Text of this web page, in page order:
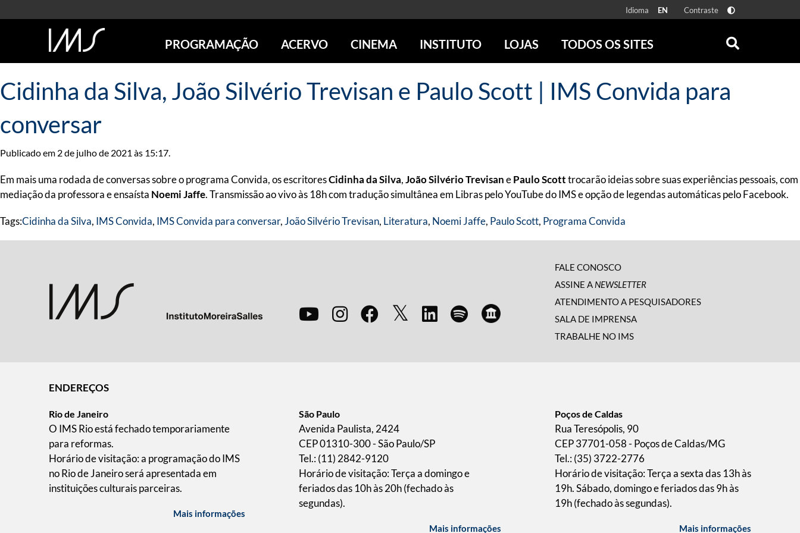
Idioma EN Contraste
PROGRAMAÇÃO
SÃO PAULO
FUTURAS
TOURS VIRTUAIS
ACERVO
SOBRE O ACERVO
PROGRAMA CONVIDA
CINEMA
SÃO PAULO
COLEÇÃO DVD IMS
INSTITUTO
IMS PAULISTA
AÇÃO SOCIAL
EDUCAÇÃO
PUBLICAÇÕES E DVDs
LOJAS
LOJAS FÍSICAS
TODOS OS SITES
ZUM
SERROTE
VER TODOS
Cidinha da Silva, João Silvério Trevisan e Paulo Scott | IMS Convida para
conversar
Publicado em 2 de julho de 2021 às 15:17.
Em mais uma rodada de conversas sobre o programa Convida, os escritoresCidinha da Silva,João Silvério TrevisanePaulo Scotttrocarão ideias sobre suas experiências pessoais, com
mediação da professora e ensaísta Noemi Jaffe. Transmissão ao vivo às 18h com tradução simultânea em Libras pelo YouTube do IMS e opção de legendas automáticas pelo Facebook.
Tags:Cidinha da Silva, IMS Convida, IMS Convida para conversar, João Silvério Trevisan, Literatura, Noemi Jaffe, Paulo Scott, Programa Convida
FALE CONOSCO
ASSINE A NEWSLETTER
ATENDIMENTO A PESQUISADORES
SALA DE IMPRENSA
TRABALHE NO IMS
ENDEREÇOS
Rio de Janeiro
O IMS Rio está fechado temporariamente
para reformas.
Horário de visitação: a programação do IMS
no Rio de Janeiro será apresentada em
instituições culturais parceiras.
Mais informações
São Paulo
Avenida Paulista, 2424
CEP 01310-300 - São Paulo/SP
Tel.: (11) 2842-9120
Horário de visitação: Terça a domingo e
feriados das 10h às 20h (fechado às
segundas).
Mais informações
Poços de Caldas
Rua Teresópolis, 90
CEP 37701-058 - Poços de Caldas/MG
Tel.: (35) 3722-2776
Horário de visitação: Terça a sexta das 13h às
19h. Sábado, domingo e feriados das 9h às
19h (fechado às segundas).
Mais informações